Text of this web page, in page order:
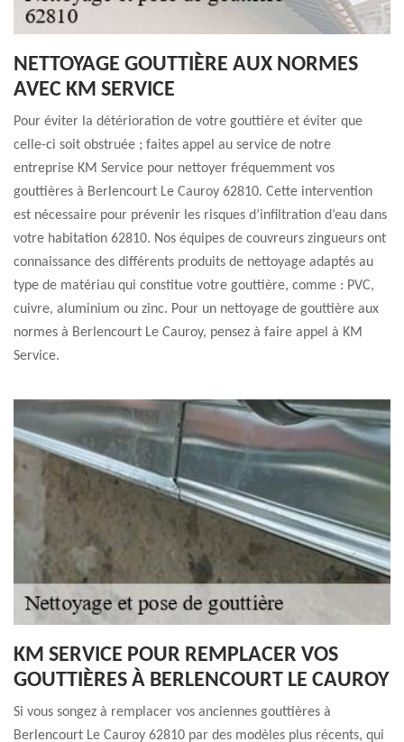
NETTOYAGE GOUTTIÈRE AUX NORMES
AVEC KM SERVICE
Pour éviter la détérioration de votre gouttière et éviter que
celle-ci soit obstruée ; faites appel au service de notre
entreprise KM Service pour nettoyer fréquemment vos
gouttières à Berlencourt Le Cauroy 62810. Cette intervention
est nécessaire pour prévenir les risques d’infiltration d’eau dans
votre habitation 62810. Nos équipes de couvreurs zingueurs ont
connaissance des différents produits de nettoyage adaptés au
type de matériau qui constitue votre gouttière, comme : PVC,
cuivre, aluminium ou zinc. Pour un nettoyage de gouttière aux
normes à Berlencourt Le Cauroy, pensez à faire appel à KM
Service.
KM SERVICE POUR REMPLACER VOS
GOUTTIÈRES À BERLENCOURT LE CAUROY
Si vous songez à remplacer vos anciennes gouttières à
Berlencourt Le Cauroy 62810 par des modèles plus récents, qui